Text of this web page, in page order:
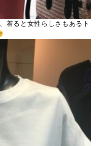
着ると女性らしさもあるト